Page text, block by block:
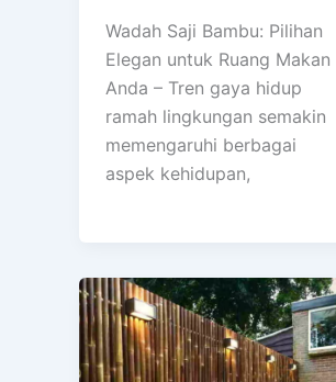
Wadah Saji Bambu: Pilihan
Elegan untuk Ruang Makan
Anda – Tren gaya hidup
ramah lingkungan semakin
memengaruhi berbagai
aspek kehidupan,